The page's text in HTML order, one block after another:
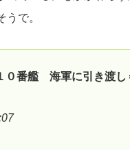
うで。
０番艦 海軍に引き渡し